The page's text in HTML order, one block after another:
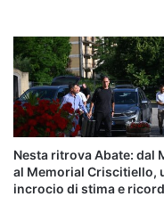
Nesta ritrova Abate: dal
al Memorial Criscitiello,
incrocio di stima e